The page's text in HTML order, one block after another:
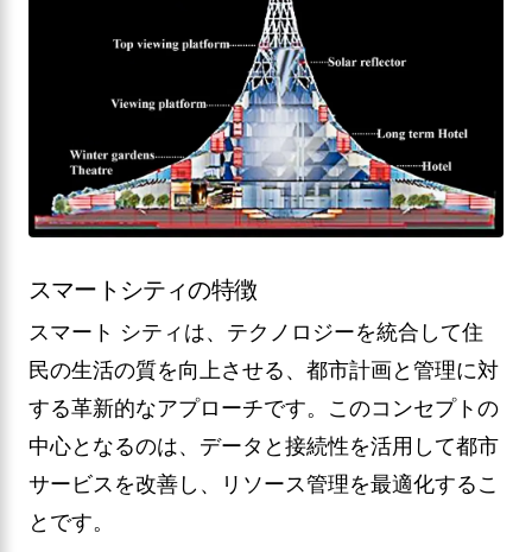
スマートシティの特徴
スマート シティは、テクノロジーを統合して住
民の生活の質を向上させる、都市計画と管理に対
する革新的なアプローチです。このコンセプトの
中心となるのは、データと接続性を活用して都市
サービスを改善し、リソース管理を最適化するこ
とです。